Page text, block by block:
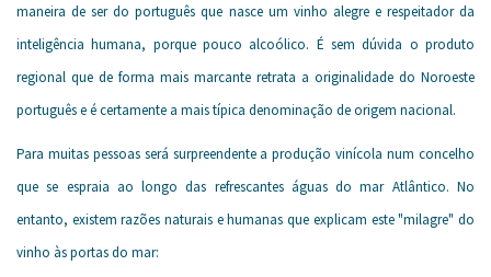
maneira de ser do português que nasce um vinho alegre e respeitador da
inteligência humana, porque pouco alcoólico. É sem dúvida o produto
regional que de forma mais marcante retrata a originalidade do Noroeste
português e é certamente a mais típica denominação de origem nacional.
Para muitas pessoas será surpreendente a produção vinícola num concelho
que se espraia ao longo das refrescantes águas do mar Atlântico. No
entanto, existem razões naturais e humanas que explicam este "milagre" do
vinho às portas do mar: